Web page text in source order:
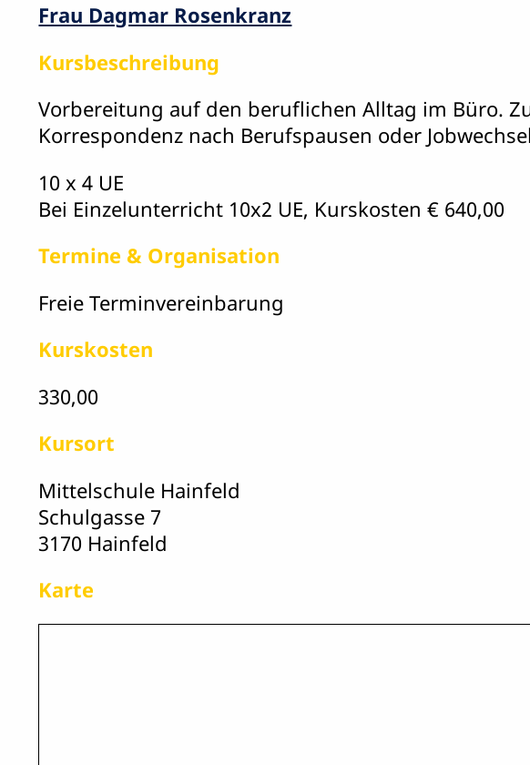
Frau Dagmar Rosenkranz
Kursbeschreibung
Vorbereitung auf den beruflichen Alltag im Büro.
Korrespondenz nach Berufspausen oder
10 x 4 UE
Bei Einzelunterricht 10x2 UE, Kurskosten € 640,00
Termine & Organisation
Freie Terminvereinbarung
Kurskosten
330,00
Kursort
Mittelschule Hainfeld
Schulgasse 7
3170 Hainfeld
Karte